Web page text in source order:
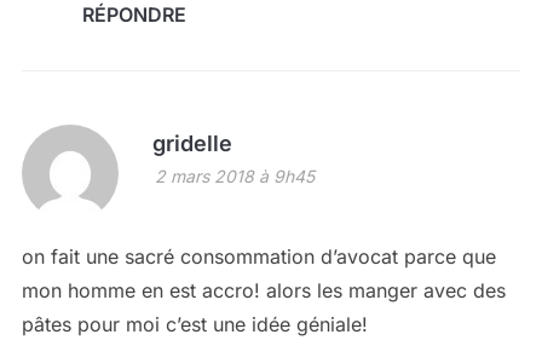
RÉPONDRE
gridelle
2 mars 2018 à 9h45
on fait une sacré consommation d’avocat parce que
mon homme en est accro! alors les manger avec des
pâtes pour moi c’est une idée géniale!